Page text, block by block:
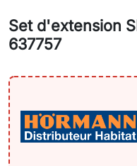
Set d'extension
637757